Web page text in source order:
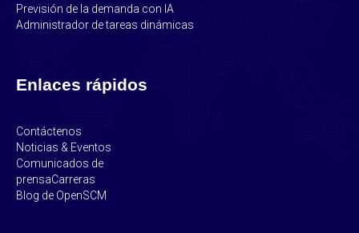
Previsión de la demanda con IA
Administrador de tareas dinámicas
Enlaces rápidos
Contáctenos
Noticias & Eventos
Comunicados de
prensaCarreras
Blog de OpenSCM